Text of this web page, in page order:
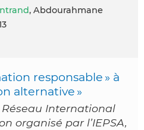
, Abdourahmane
responsable » à
alternative »
International
organisé par l’IEPSA,